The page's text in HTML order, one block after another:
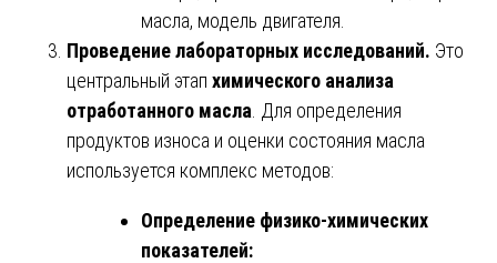
масла, модель двигателя.
Проведение лабораторных исследований. Это
центральный этап химического анализа
отработанного масла . Для определения
продуктов износа и оценки состояния масла
используется комплекс методов:
Определение физико-химических
показателей: